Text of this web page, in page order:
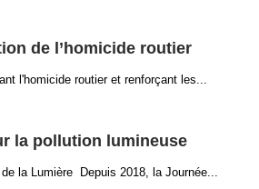
de l’homicide routier
l'homicide routier et renforçant les...
la pollution lumineuse
la Lumière Depuis 2018, la Journée...